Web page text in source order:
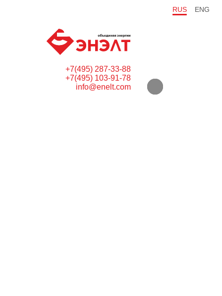
RUS ENG
+7(495) 287-33-88
+7(495) 103-91-78
info@enelt.com